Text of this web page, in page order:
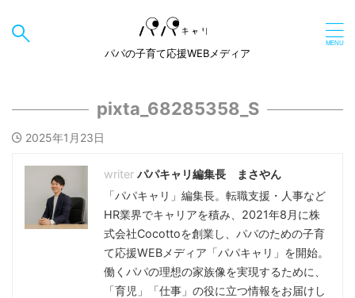
パパの子育て応援WEBメディア
pixta_68285358_S
2025年1月23日
パパキャリ編集長 まさやん
「パパキャリ」編集長。転職支援・人事など
HR業界でキャリアを積み、2021年8月に株
式会社Cocottoを創業し、パパのための子育
て応援WEBメディア「パパキャリ」を開始。
働くパパの理想の家族像を実現するために、
「育児」「仕事」の役に立つ情報をお届けし